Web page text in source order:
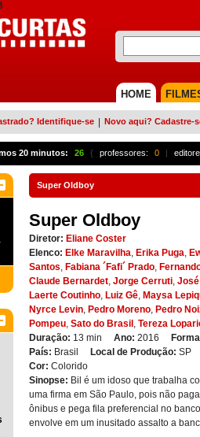
HOME
Identifique-se Novo aqui? Cadastre-
20 minutos: 26 { professores: 0 |
Super Oldboy
Super Oldboy
Diretor: Eliane Coster
Elenco: Elke Maravilha, Erika Puga,
Santos, Fabiana ´Fafi´ Prado,
Claude Bernardet, Jorge Cerruti,
Laerte Coutinho, Luiz Gê, Maysa
Nyrce Levin, Pedro Moreno, Pedro
Pompeu, Sato do Brasil , Tereza
Duração: 13 min Ano: 2016
País: Brasil Local de Produção: SP
Cor: Colorido
Sinopse: Bil é um idoso que trabalha
uma firma em São Paulo, pois não
ônibus e pega fila preferencial no
envolve em um inusitado assalto a